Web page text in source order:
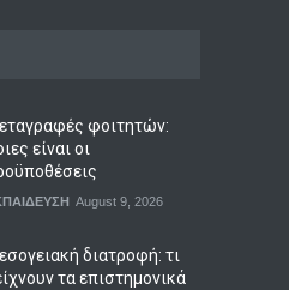
φοιτητών:
είναι οι
August 9, 2026
διατροφή: τι
τα επιστημονικά